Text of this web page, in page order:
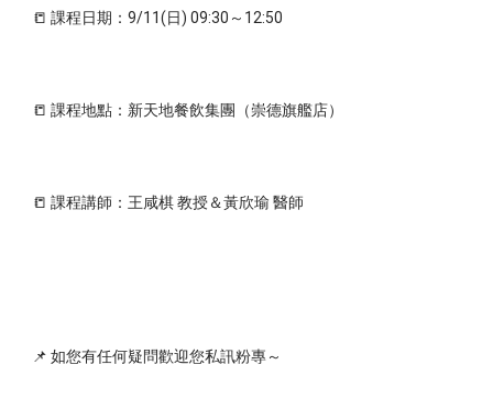
📒 課程日期：9/11(日) 09:30～12:50
📒 課程地點：新天地餐飲集團（崇德旗艦店）
📒 課程講師：王咸棋 教授＆黃欣瑜 醫師
📌 如您有任何疑問歡迎您私訊粉專～